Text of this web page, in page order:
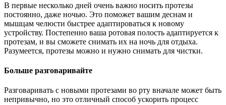
В первые несколько дней очень важно носить протезы
постоянно, даже ночью. Это поможет вашим деснам и
мышцам челюсти быстрее адаптироваться к новому
устройству. Постепенно ваша ротовая полость адаптируется к
протезам, и вы сможете снимать их на ночь для отдыха.
Разумеется, протезы можно и нужно снимать для чистки.
Больше разговаривайте
Разговаривать с новыми протезами во рту вначале может быть
непривычно, но это отличный способ ускорить процесс